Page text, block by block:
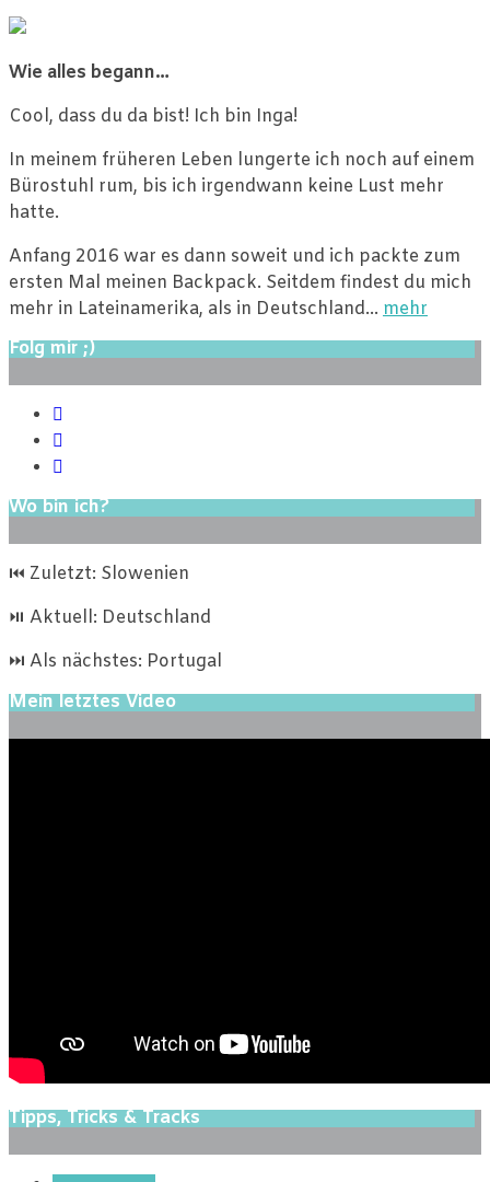
Wie alles begann…
Cool, dass du da bist! Ich bin Inga!
In meinem früheren Leben lungerte ich noch auf einem
Bürostuhl rum, bis ich irgendwann keine Lust mehr
hatte.
Anfang 2016 war es dann soweit und ich packte zum
ersten Mal meinen Backpack. Seitdem findest du mich
mehr in Lateinamerika, als in Deutschland… mehr
Folg mir ;)
Wo bin ich?
⏮ Zuletzt: Slowenien
⏯ Aktuell: Deutschland
⏭ Als nächstes: Portugal
Mein letztes Video
Tipps, Tricks & Tracks